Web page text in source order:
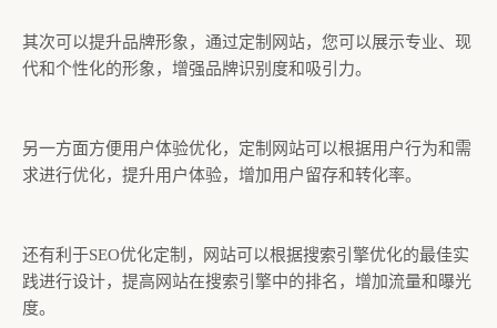
其次可以提升品牌形象，通过定制网站，您可以展示专业、现
代和个性化的形象，增强品牌识别度和吸引力。
另一方面方便用户体验优化，定制网站可以根据用户行为和需
求进行优化，提升用户体验，增加用户留存和转化率。
还有利于SEO优化定制，网站可以根据搜索引擎优化的最佳实
践进行设计，提高网站在搜索引擎中的排名，增加流量和曝光
度。